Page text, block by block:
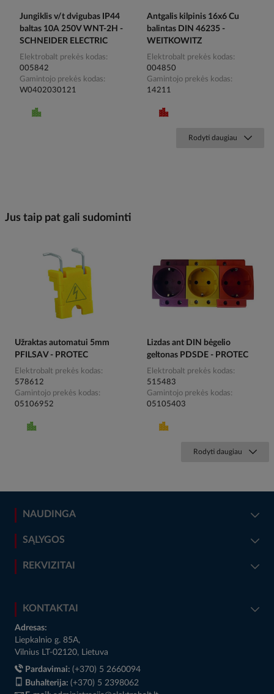
Jungiklis v/t dvigubas IP44
baltas 10A 250V WNT-2H -
SCHNEIDER ELECTRIC
Elektrobalt prekės kodas
005842
Gamintojo prekės kodas
W0402030121
Antgalis kilpinis 16x6 Cu
balintas DIN 46235 -
WEITKOWITZ
Elektrobalt prekės kodas
004850
Gamintojo prekės kodas
14211
Rodyti daugiau
Jus taip pat gali sudominti
Užraktas automatui 5mm
PFILSAV - PROTEC
Elektrobalt prekės kodas
578612
Gamintojo prekės kodas
05106952
Lizdas ant DIN bėgelio
geltonas PDSDE - PROTEC
Elektrobalt prekės kodas
515483
Gamintojo prekės kodas
05105403
Rodyti daugiau
NAUDINGA
SĄLYGOS
REKVIZITAI
KONTAKTAI
Adresas:
Liepkalnio g. 85A,
Vilnius LT-02120, Lietuva
Pardavimai: (+370) 5 2660094
Buhalterija: (+370) 5 2398062